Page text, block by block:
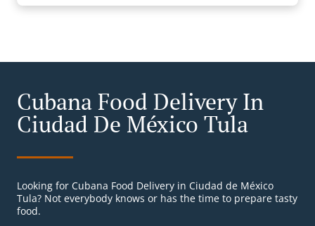
Cubana Food Delivery In
Ciudad De México Tula
Looking for Cubana Food Delivery in Ciudad de México
Tula? Not everybody knows or has the time to prepare tasty
food.